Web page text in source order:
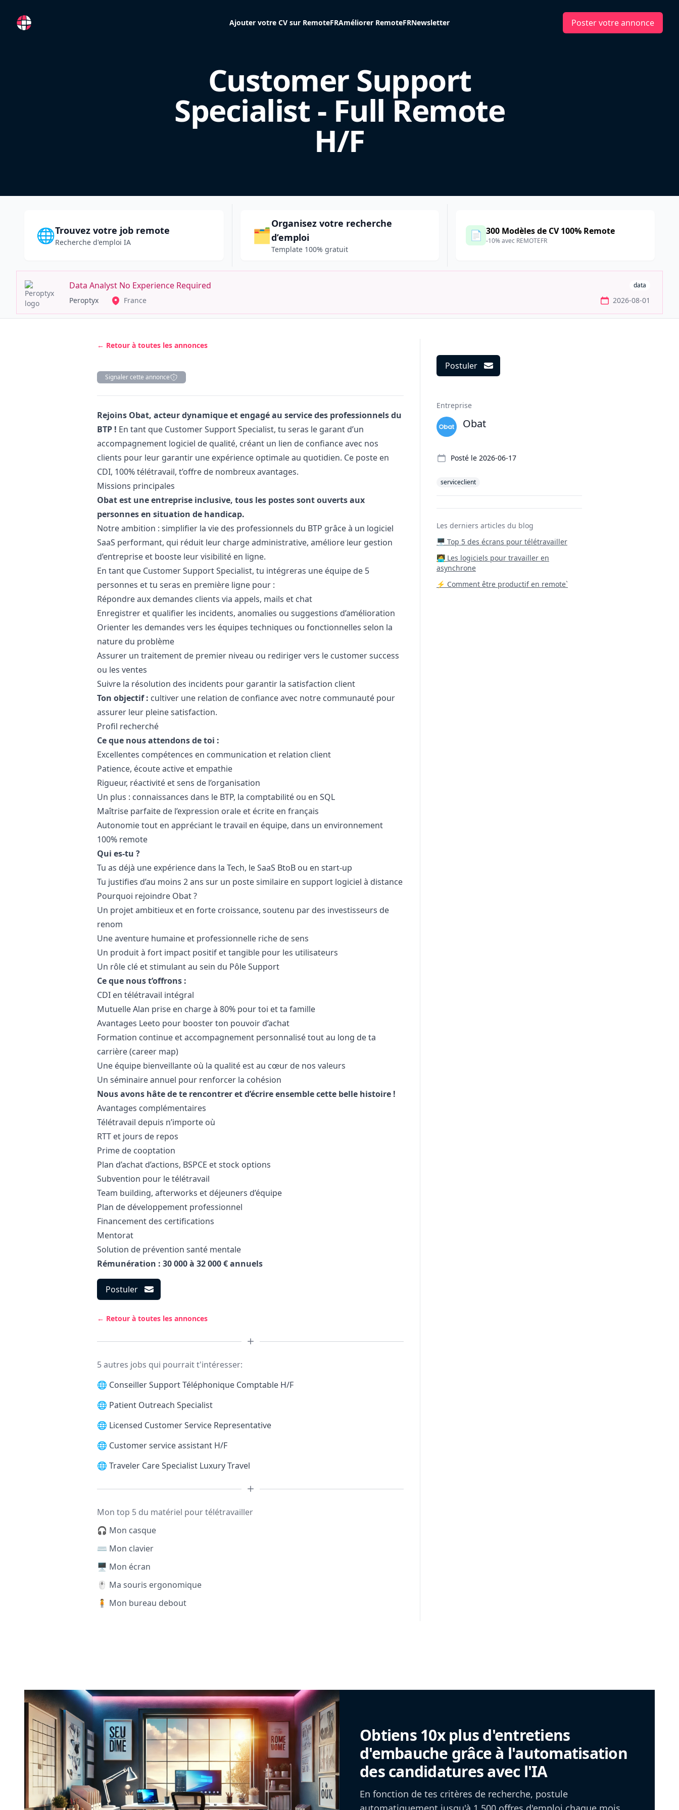
RemoteFR Ajouter votre CV sur RemoteFRAméliorer RemoteFRNewsletter Poster votre annonce
Customer Support
Specialist - Full Remote
H/F
🌐Trouvez votre job remote
Recherche d'emploi IA 🗂️
Organisez votre recherche
d’emploi
Template 100% gratuit
📄 300 Modèles de CV 100% Remote
-10% avec REMOTEFR
Data Analyst No Experience Required data
Peroptyx France 2026-08-01
← Retour à toutes les annonces
Signaler cette annonce
Description
Rejoins Obat, acteur dynamique et engagé au service des professionnels du
BTP ! En tant que Customer Support Specialist, tu seras le garant d’un
accompagnement logiciel de qualité, créant un lien de confiance avec nos
clients pour leur garantir une expérience optimale au quotidien. Ce poste en
CDI, 100% télétravail, t’offre de nombreux avantages.
Missions principales
Obat est une entreprise inclusive, tous les postes sont ouverts aux
personnes en situation de handicap.
Notre ambition : simplifier la vie des professionnels du BTP grâce à un logiciel
SaaS performant, qui réduit leur charge administrative, améliore leur gestion
d’entreprise et booste leur visibilité en ligne.
En tant que Customer Support Specialist, tu intégreras une équipe de 5
personnes et tu seras en première ligne pour :
Répondre aux demandes clients via appels, mails et chat
Enregistrer et qualifier les incidents, anomalies ou suggestions d’amélioration
Orienter les demandes vers les équipes techniques ou fonctionnelles selon la
nature du problème
Assurer un traitement de premier niveau ou rediriger vers le customer success
ou les ventes
Suivre la résolution des incidents pour garantir la satisfaction client
Ton objectif : cultiver une relation de confiance avec notre communauté pour
assurer leur pleine satisfaction.
Profil recherché
Ce que nous attendons de toi :
Excellentes compétences en communication et relation client
Patience, écoute active et empathie
Rigueur, réactivité et sens de l’organisation
Un plus : connaissances dans le BTP, la comptabilité ou en SQL
Maîtrise parfaite de l’expression orale et écrite en français
Autonomie tout en appréciant le travail en équipe, dans un environnement
100% remote
Qui es-tu ?
Tu as déjà une expérience dans la Tech, le SaaS BtoB ou en start-up
Tu justifies d’au moins 2 ans sur un poste similaire en support logiciel à distance
Pourquoi rejoindre Obat ?
Un projet ambitieux et en forte croissance, soutenu par des investisseurs de
renom
Une aventure humaine et professionnelle riche de sens
Un produit à fort impact positif et tangible pour les utilisateurs
Un rôle clé et stimulant au sein du Pôle Support
Ce que nous t’offrons :
CDI en télétravail intégral
Mutuelle Alan prise en charge à 80% pour toi et ta famille
Avantages Leeto pour booster ton pouvoir d’achat
Formation continue et accompagnement personnalisé tout au long de ta
carrière (career map)
Une équipe bienveillante où la qualité est au cœur de nos valeurs
Un séminaire annuel pour renforcer la cohésion
Nous avons hâte de te rencontrer et d’écrire ensemble cette belle histoire !
Avantages complémentaires
Télétravail depuis n’importe où
RTT et jours de repos
Prime de cooptation
Plan d’achat d’actions, BSPCE et stock options
Subvention pour le télétravail
Team building, afterworks et déjeuners d’équipe
Plan de développement professionnel
Financement des certifications
Mentorat
Solution de prévention santé mentale
Rémunération : 30 000 à 32 000 € annuels
Postuler
← Retour à toutes les annonces
5 autres jobs qui pourrait t'intéresser:
🌐 Conseiller Support Téléphonique Comptable H/F
🌐 Patient Outreach Specialist
🌐 Licensed Customer Service Representative
🌐 Customer service assistant H/F
🌐 Traveler Care Specialist Luxury Travel
Mon top 5 du matériel pour télétravailler
🎧 Mon casque
⌨️ Mon clavier
🖥️ Mon écran
🖱️ Ma souris ergonomique
🧍 Mon bureau debout
Postuler
Entreprise
Obat
Posté le 2026-06-17
serviceclient
Les derniers articles du blog
🖥️ Top 5 des écrans pour télétravailler
‍🧑‍💻 Les logiciels pour travailler en
asynchrone
⚡ Comment être productif en remote`
Obtiens 10x plus d'entretiens
d'embauche grâce à l'automatisation
des candidatures avec l'IA
En fonction de tes critères de recherche, postule